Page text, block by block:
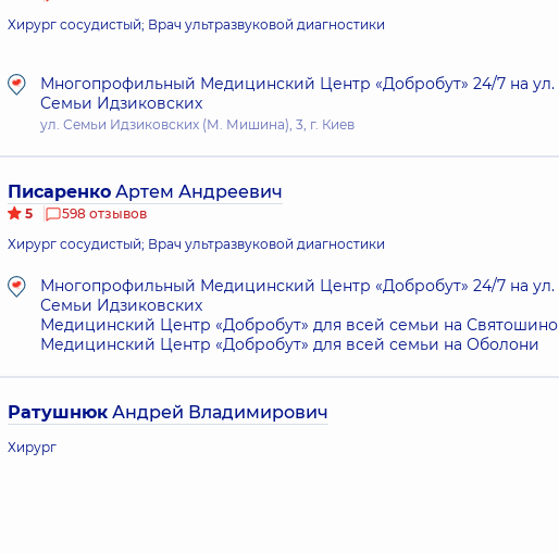
Хирург сосудистый; Врач ультразвуковой диагностики
Многопрофильный Медицинский Центр «Добробут» 24/7 на ул.
Семьи Идзиковских
ул. Семьи Идзиковских (М. Мишина), 3, г. Киев
Писаренко Артем Андреевич
5
598 отзывов
Хирург сосудистый; Врач ультразвуковой диагностики
Многопрофильный Медицинский Центр «Добробут» 24/7 на ул.
Семьи Идзиковских
Медицинский Центр «Добробут» для всей семьи на Святошино
Медицинский Центр «Добробут» для всей семьи на Оболони
Ратушнюк Андрей Владимирович
Хирург